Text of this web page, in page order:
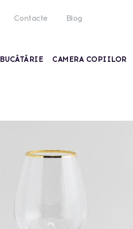
Contacte Blog
BUCĂTĂRIE CAMERA COPIILOR